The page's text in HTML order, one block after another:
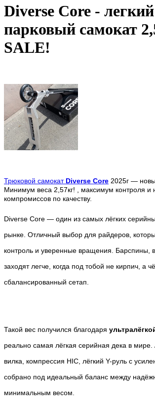
Diverse Core - легкий
парковый самокат
SALE!
Трюковой самокат Diverse Core 2025г —
Минимум веса 2,57кг! , максимум контроля и
компромиссов по качеству.
Diverse Core — один из самых лёгких
рынке. Отличный выбор для райдеров,
контроль и уверенные вращения. Барспины,
заходят легче, когда под тобой не кирпич, а
сбалансированный сетап.
Такой вес получился благодаря
реально самая лёгкая серийная дека в
вилка, компрессия HIC, лёгкий Y-руль с
собрано под идеальный баланс между
минимальным весом.